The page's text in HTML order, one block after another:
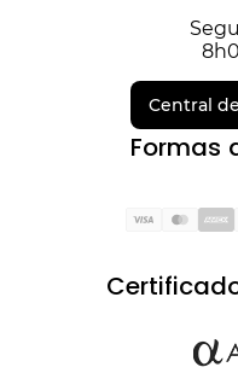
Central
Formas